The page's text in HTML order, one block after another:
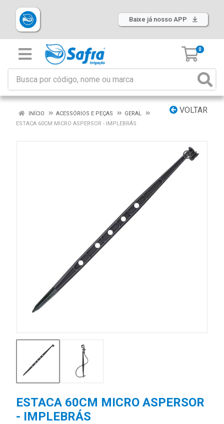
Baixe já nosso APP
0
VOLTAR
INÍCIO ACESSÓRIOS E PEÇAS
GERAL
ESTACA 60CM MICRO ASPERSOR - IMPLEBRÁS
ESTACA 60CM MICRO ASPERSOR
- IMPLEBRÁS